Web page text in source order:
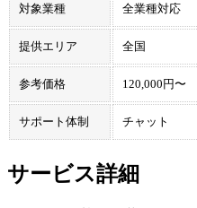
対象業種 全業種対応
提供エリア 全国
参考価格 120,000円〜
サポート体制 チャット
サービス詳細